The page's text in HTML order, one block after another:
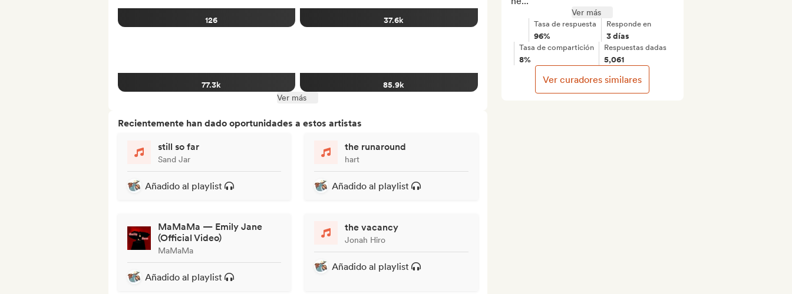
126 37.6k
77.3k
85.9k
Ver más
Recientemente han dado oportunidades a estos artistas
still so far
Sand Jar
Añadido al playlist
the runaround
hart
Añadido al playlist
MaMaMa — Emily Jane
(Official Video)
MaMaMa
Añadido al playlist
the vacancy
Jonah Hiro
Añadido al playlist
Ver más
Tasa de respuesta
96%
Responde en
3 días
Tasa de compartición
8%
Respuestas dadas
5,061
Ver curadores similares